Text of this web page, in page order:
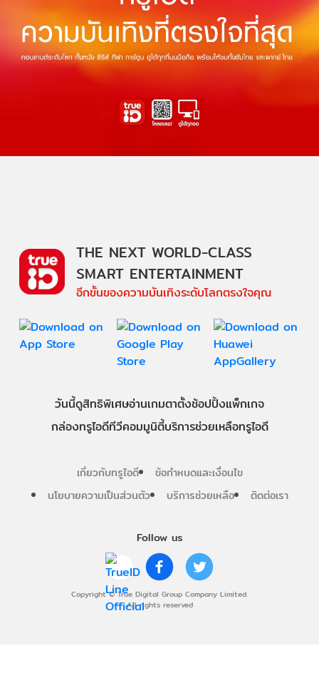
Follow us
Copyright © True Digital Group Company Limited.
All rights reserved
THE NEXT WORLD-CLASS
SMART ENTERTAINMENT
อีกขั้นของความบันเทิงระดับโลกตรงใจคุณ
วันนี้ดูสิทธิพิเศษอ่านเกมตาตั้งช้อปปิ้งแพ็กเกจ
กล่องทรูไอดีทีวีคอมมูนิตี้บริการช่วยเหลือทรูไอดี
เกี่ยวกับทรูไอดี
ข้อกำหนดและเงื่อนไข
นโยบายความเป็นส่วนตัว
บริการช่วยเหลือ ติดต่อเรา